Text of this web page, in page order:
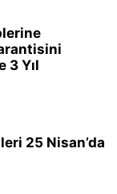
3 Yıl
25 Nisan’da